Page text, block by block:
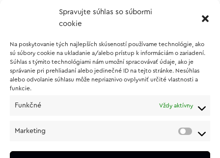
Spravujte súhlas so súbormi
cookie
Na poskytovanie tých najlepších skúseností používame technológie, ako
sú súbory cookie na ukladanie a/alebo prístup k informáciám o zariadení.
Súhlas s týmito technológiami nám umožní spracovávať údaje, ako je
správanie pri prehliadaní alebo jedinečné ID na tejto stránke. Nesúhlas
alebo odvolanie súhlasu môže nepriaznivo ovplyvniť určité vlastnosti a
funkcie.
Funkčné Vždy aktívny
Marketing
Vernostný program
O NÁKUPE
Vrátenie a reklamácia tovaru